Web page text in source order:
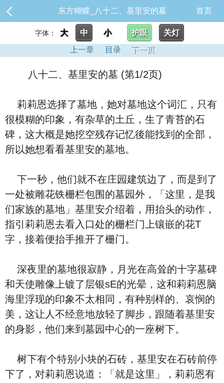
东方蝴蝶_八十二、基里安的墓 首页
字体： 大 中 小 护眼
关灯
上一章
目录 下一页
八十二、基里安的墓 (第1/2页)
莉莉恩选择了墓地，她对墓地这个词汇，只有
很模糊的印象，有杂草的土丘，生了青苔的石
碑，这大概是她挖空残存记忆後能找到的全部，
所以她想看看基里安的墓地。
下一秒，他们就不在庄园建筑边了，而是到了
一处被雕花铁栅栏包围的墓园外，「这里，是我
们家族的墓地」基里安介绍着，用抬头的动作，
指引莉莉恩去看入口处的栅栏门上镶嵌的花T
字，接着便抬手推开了栅门。
深夜里的墓地很寂静，月光在高耸的十字墓碑
和天使雕像上镀了层银sE的光晕，这和莉莉恩脑
海里浮现的印象不太相同，有种别样的、哀悯的
美，这让人不经意地放轻了脚步，跟随着基里安
的身影，他们来到墓园中心的一座树下。
树下有个特别小块的石砖，基里安在石砖前停
下了，对莉莉恩说道：「就是这里」，莉莉恩有